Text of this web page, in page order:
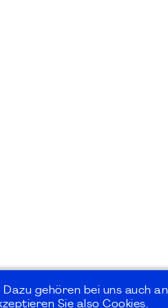
gehören bei uns auch
Sie also Cookies.